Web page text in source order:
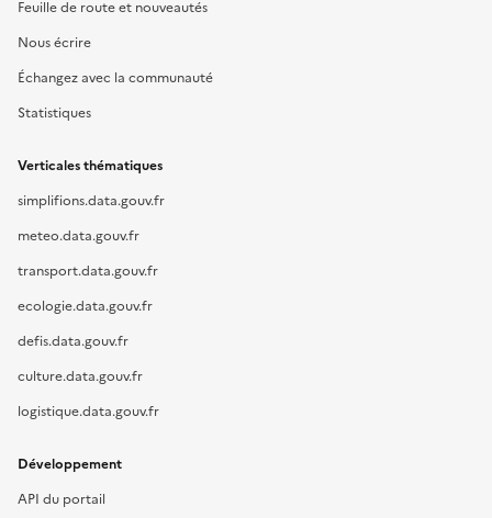
Feuille de route et nouveautés
Nous écrire
Échangez avec la communauté
Statistiques
Verticales thématiques
simplifions.data.gouv.fr
meteo.data.gouv.fr
transport.data.gouv.fr
ecologie.data.gouv.fr
defis.data.gouv.fr
culture.data.gouv.fr
logistique.data.gouv.fr
Développement
API du portail